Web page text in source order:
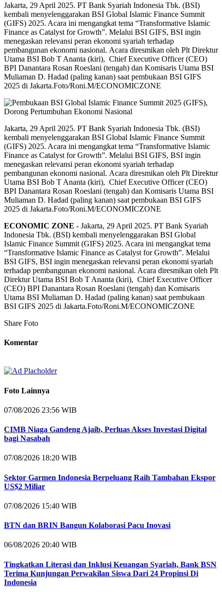
Jakarta, 29 April 2025. PT Bank Syariah Indonesia Tbk. (BSI)
kembali menyelenggarakan BSI Global Islamic Finance Summit
(GIFS) 2025. Acara ini mengangkat tema “Transformative Islamic
Finance as Catalyst for Growth”. Melalui BSI GIFS, BSI ingin
menegaskan relevansi peran ekonomi syariah terhadap
pembangunan ekonomi nasional. Acara diresmikan oleh Plt Direktur
Utama BSI Bob T Ananta (kiri), Chief Executive Officer (CEO)
BPI Danantara Rosan Roeslani (tengah) dan Komisaris Utama BSI
Muliaman D. Hadad (paling kanan) saat pembukaan BSI GIFS
2025 di Jakarta.Foto/Roni.M/ECONOMICZONE
Jakarta, 29 April 2025. PT Bank Syariah Indonesia Tbk. (BSI)
kembali menyelenggarakan BSI Global Islamic Finance Summit
(GIFS) 2025. Acara ini mengangkat tema “Transformative Islamic
Finance as Catalyst for Growth”. Melalui BSI GIFS, BSI ingin
menegaskan relevansi peran ekonomi syariah terhadap
pembangunan ekonomi nasional. Acara diresmikan oleh Plt Direktur
Utama BSI Bob T Ananta (kiri), Chief Executive Officer (CEO)
BPI Danantara Rosan Roeslani (tengah) dan Komisaris Utama BSI
Muliaman D. Hadad (paling kanan) saat pembukaan BSI GIFS
2025 di Jakarta.Foto/Roni.M/ECONOMICZONE
ECONOMIC ZONE - Jakarta, 29 April 2025. PT Bank Syariah
Indonesia Tbk. (BSI) kembali menyelenggarakan BSI Global
Islamic Finance Summit (GIFS) 2025. Acara ini mengangkat tema
“Transformative Islamic Finance as Catalyst for Growth”. Melalui
BSI GIFS, BSI ingin menegaskan relevansi peran ekonomi syariah
terhadap pembangunan ekonomi nasional. Acara diresmikan oleh Plt
Direktur Utama BSI Bob T Ananta (kiri), Chief Executive Officer
(CEO) BPI Danantara Rosan Roeslani (tengah) dan Komisaris
Utama BSI Muliaman D. Hadad (paling kanan) saat pembukaan
BSI GIFS 2025 di Jakarta.Foto/Roni.M/ECONOMICZONE
Share Foto
Komentar
Foto Lainnya
07/08/2026 23:56 WIB
CIMB Niaga Gandeng Ajaib, Perluas Akses Investasi Digital
bagi Nasabah
07/08/2026 18:20 WIB
Sektor Garmen Indonesia Berpeluang Raih Tambahan Ekspor
US$2 Miliar
07/08/2026 15:40 WIB
BTN dan BRIN Bangun Kolaborasi Pacu Inovasi
06/08/2026 20:40 WIB
Tingkatkan Literasi dan Inklusi Keuangan Syariah, Bank BSN
Terima Kunjungan Perwakilan Siswa Dari 24 Propinsi Di
Indonesia